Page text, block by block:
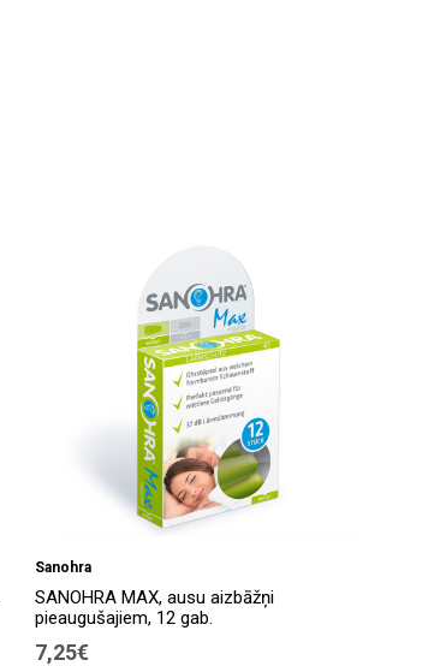
Sanohra
SANOHRA MAX, ausu aizbāžņi
pieaugušajiem, 12 gab.
7,25€